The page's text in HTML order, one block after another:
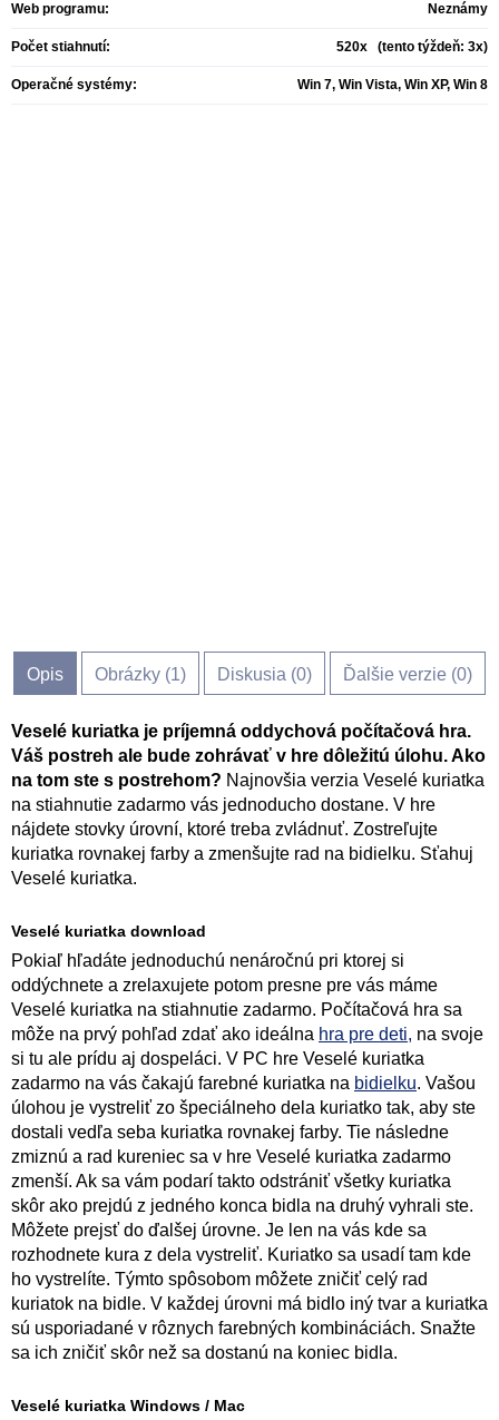
Web programu: Neznámy
Počet stiahnutí: 520x (tento týždeň: 3x)
Operačné systémy: Win 7, Win Vista, Win XP, Win 8
Opis Obrázky (1) Diskusia (0) Ďalšie verzie (0)
Veselé kuriatka je príjemná oddychová počítačová hra.
Váš postreh ale bude zohrávať v hre dôležitú úlohu. Ako
na tom ste s postrehom? Najnovšia verzia Veselé kuriatka
na stiahnutie zadarmo vás jednoducho dostane. V hre
nájdete stovky úrovní, ktoré treba zvládnuť. Zostreľujte
kuriatka rovnakej farby a zmenšujte rad na bidielku. Sťahuj
Veselé kuriatka.
Veselé kuriatka download
Pokiaľ hľadáte jednoduchú nenáročnú pri ktorej si
oddýchnete a zrelaxujete potom presne pre vás máme
Veselé kuriatka na stiahnutie zadarmo. Počítačová hra sa
môže na prvý pohľad zdať ako ideálna hra pre deti, na svoje
si tu ale prídu aj dospeláci. V PC hre Veselé kuriatka
zadarmo na vás čakajú farebné kuriatka na bidielku. Vašou
úlohou je vystreliť zo špeciálneho dela kuriatko tak, aby ste
dostali vedľa seba kuriatka rovnakej farby. Tie následne
zmiznú a rad kureniec sa v hre Veselé kuriatka zadarmo
zmenší. Ak sa vám podarí takto odstrániť všetky kuriatka
skôr ako prejdú z jedného konca bidla na druhý vyhrali ste.
Môžete prejsť do ďalšej úrovne. Je len na vás kde sa
rozhodnete kura z dela vystreliť. Kuriatko sa usadí tam kde
ho vystrelíte. Týmto spôsobom môžete zničiť celý rad
kuriatok na bidle. V každej úrovni má bidlo iný tvar a kuriatka
sú usporiadané v rôznych farebných kombináciách. Snažte
sa ich zničiť skôr než sa dostanú na koniec bidla.
Veselé kuriatka Windows / Mac